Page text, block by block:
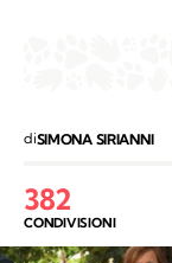
diSIMONA SIRIANNI
382
CONDIVISIONI